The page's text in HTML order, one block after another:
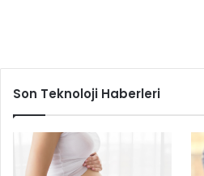
Son Teknoloji Haberleri